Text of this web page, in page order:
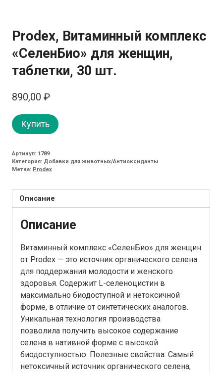
Prodex, Витаминный комплекс
«СеленБио» для женщин,
таблетки, 30 шт.
890,00 ₽
Купить
Артикул: 1789
Категория: Добавки для животных/Антиоксиданты
Метка: Prodex
Описание
Описание
Витаминный комплекс «СеленБио» для женщин
от Prodex — это источник органического селена
для поддержания молодости и женского
здоровья. Содержит L-селеноцистин в
максимально биодоступной и нетоксичной
форме, в отличие от синтетических аналогов.
Уникальная технология производства
позволила получить высокое содержание
селена в нативной форме с высокой
биодоступностью. Полезные свойства: Самый
нетоксичный источник органического селена;